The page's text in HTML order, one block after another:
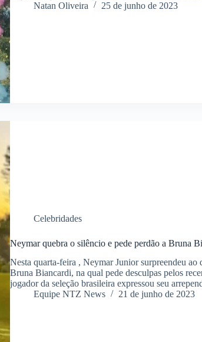
Natan Oliveira
25 de junho de 2023
Celebridades
Neymar quebra o silêncio e pede perdão a Bruna
Nesta quarta-feira , Neymar Junior surpreendeu ao
Bruna Biancardi, na qual pede desculpas pelos
jogador da seleção brasileira expressou seu
Equipe NTZ News
21 de junho de 2023